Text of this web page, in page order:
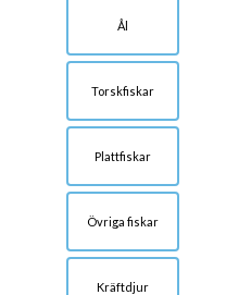
Ål
Torskfiskar
Plattfiskar
Övriga fiskar
Kräftdjur